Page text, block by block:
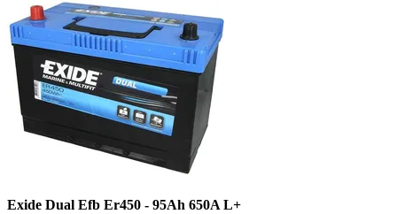
Exide Dual Efb Er450 - 95Ah 650A L+